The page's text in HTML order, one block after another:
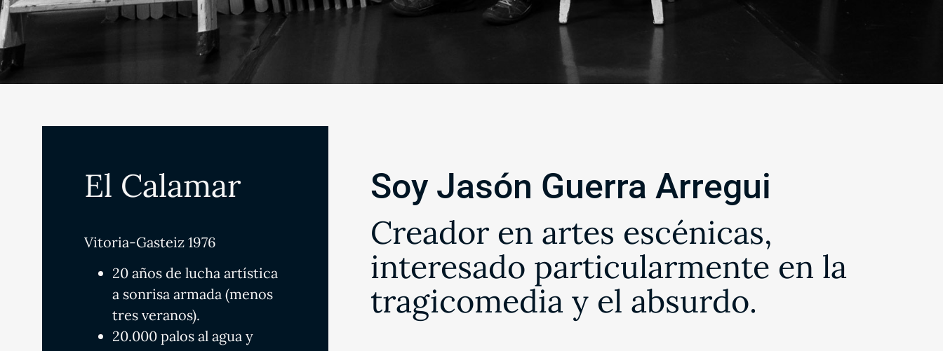
El Calamar
Vitoria-Gasteiz 1976
20 años de lucha artística
a sonrisa armada (menos
tres veranos).
20.000 palos al agua y
Soy Jasón Guerra Arregui
Creador en artes escénicas,
interesado particularmente en la
tragicomedia y el absurdo.